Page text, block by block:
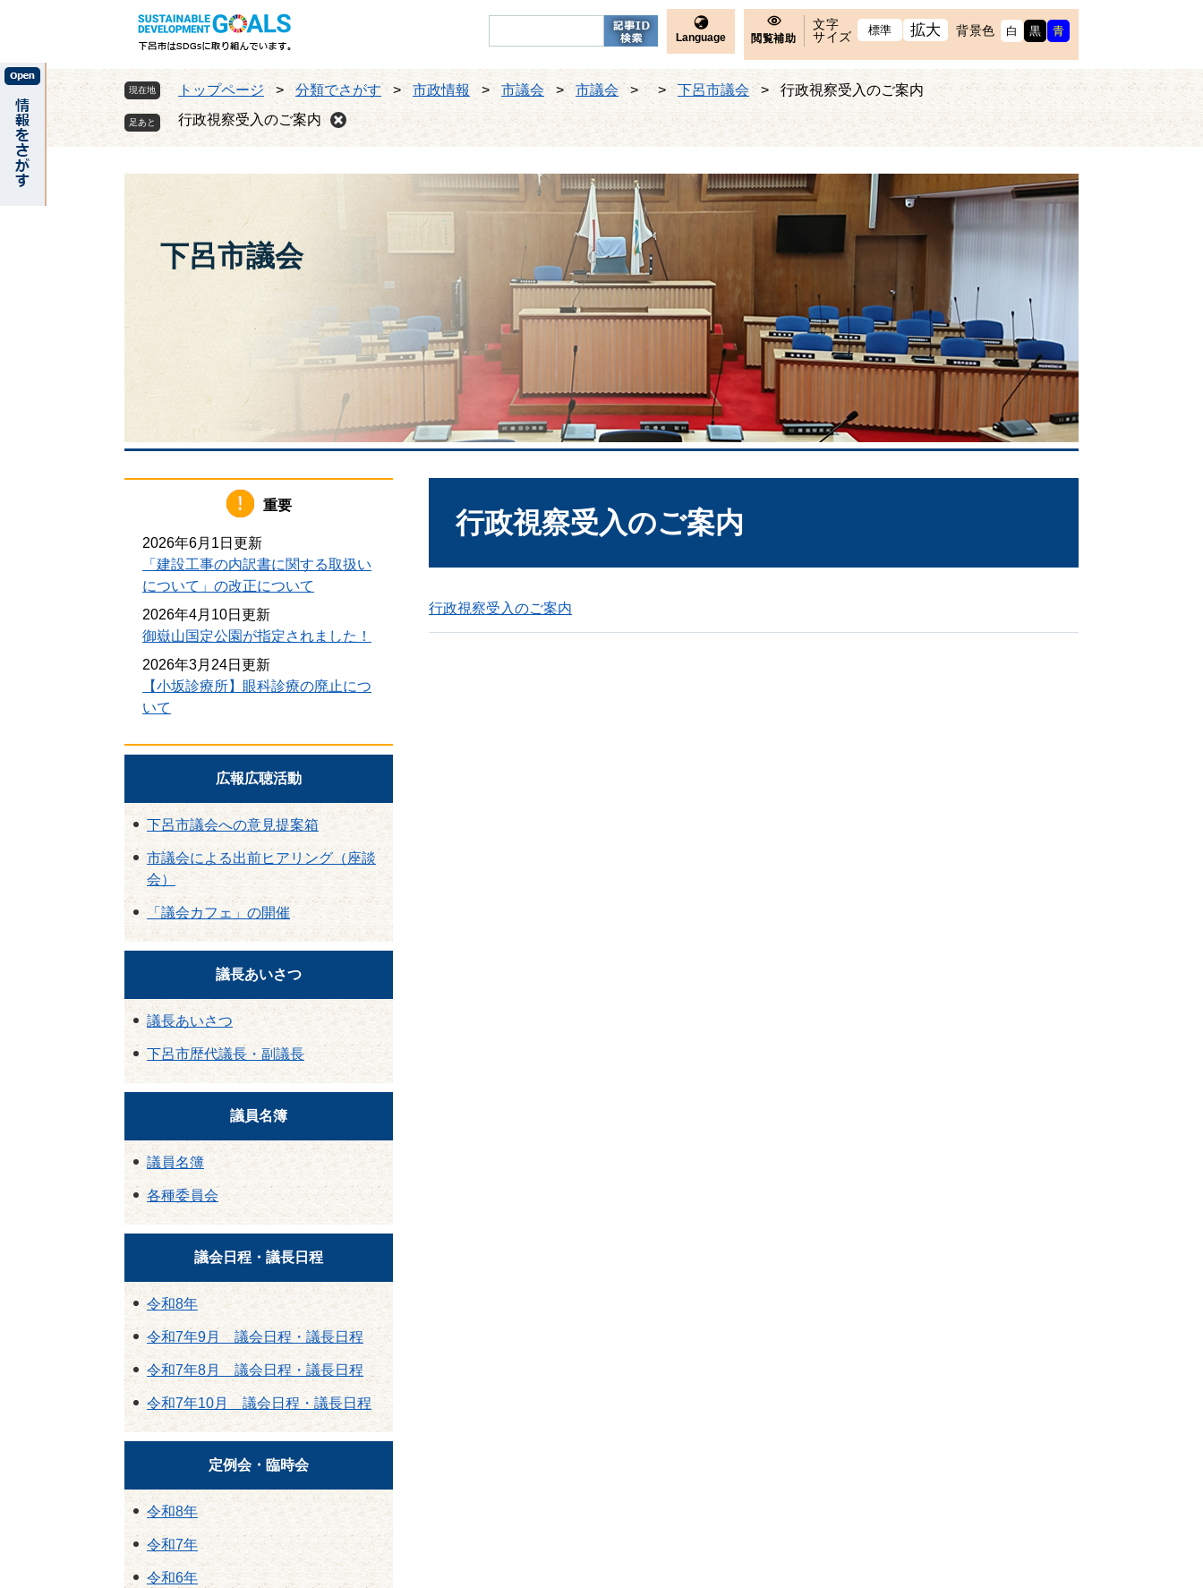
の
ー
Language 閲覧補助
文字
サイズ
標準 拡大 背景色 白 黒 青
現在地 トップページ > 分類でさがす > 市政情報 > 市議会 > 市議会 > > 下呂市議会 >
行政視察受入のご案内
行政視察受入のご案内
下呂市議会
文
行政視察受入のご案内
行政視察受入のご案内
重要
2026年6月1日更新
「建設工事の内訳書に関する取扱い
について」の改正について
2026年4月10日更新
御嶽山国定公園が指定されました！
2026年3月24日更新
【小坂診療所】眼科診療の廃止につ
いて
広報広聴活動
下呂市議会への意見提案箱
市議会による出前ヒアリング（座談
会）
「議会カフェ」の開催
議長あいさつ
議長あいさつ
下呂市歴代議長・副議長
議員名簿
議員名簿
各種委員会
議会日程・議長日程
令和8年
令和7年9月 議会日程・議長日程
令和7年8月 議会日程・議長日程
令和7年10月 議会日程・議長日程
定例会・臨時会
令和8年
令和7年
令和6年